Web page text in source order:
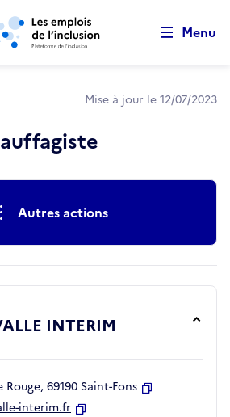
Aller au contenu principal
Menu
Mise à jour le 12/07/2023
Autres actions
INTERIM
69190 Saint-Fons
interim.fr
cookies